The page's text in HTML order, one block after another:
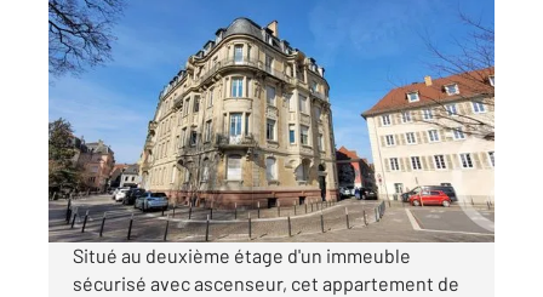
MULHOUSE 68
133 m
, 5 pièces
Ref : 2249
Appartement F5 à louer
1 759 €
par mois charges comprises
Situé au deuxième étage d'un immeuble
sécurisé avec ascenseur, cet appartement de